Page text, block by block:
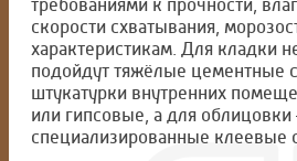
скорости схватывания,
характеристикам. Для кладки
подойдут тяжёлые цементные
штукатурки внутренних
или гипсовые, а для
специализированные клеевые